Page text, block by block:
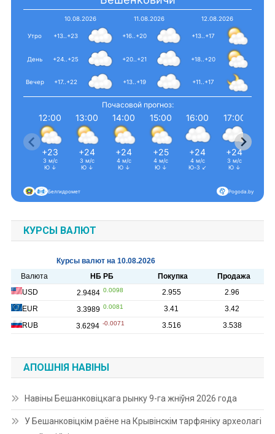
10.08.2026
+13..+23
+24..+25
+17..+22
11.08.2026
+16..+20
+20..+21
+13..+19
12.08.2026
+13..+17
+18..+20
+11..+17
Вечер
День
Утро
Почасовой прогноз:
12:00
+23
3 м/с
Ю ↓
13:00
+24
3 м/с
Ю ↓
14:00
+24
4 м/с
Ю ↓
15:00
+25
4 м/с
Ю ↓
16:00
+24
4 м/с
Ю-З ↙
17:00
+24
3 м/с
Ю ↓
Pogoda.by
Белгидромет
КУРСЫ ВАЛЮТ
АПОШНІЯ НАВІНЫ
Навіны Бешанковіцкага рынку 9-га жніўня 2026 года
У Бешанковіцкім раёне на Крывінскім тарфяніку археолагі